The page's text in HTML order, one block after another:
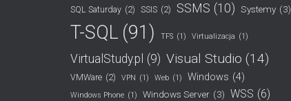
SQL Saturday (2) SSIS (2) SSMS (10) Systemy (3)
T-SQL (91) TFS (1) Virtualizacja (1)
VirtualStudy.pl (9) Visual Studio (14)
VMWare (2) VPN (1) Web (1) Windows (4)
Windows Phone (1) Windows Server (3) WSS (6)